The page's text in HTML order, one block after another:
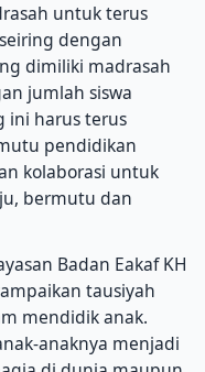
untuk terus
dengan
dimiliki madrasah
jumlah siswa
ini harus terus
pendidikan
kolaborasi untuk
bermutu dan
Badan Eakaf KH
tausiyah
mendidik anak.
anaknya menjadi